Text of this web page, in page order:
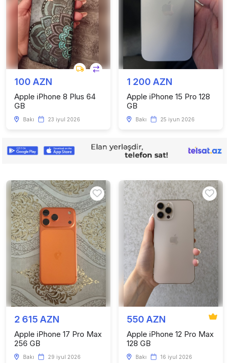
100 AZN
Apple iPhone 8 Plus 64
GB
Bakı 23 iyul 2026
1 200 AZN
Apple iPhone 15 Pro 128
GB
Bakı 25 iyun 2026
2 615 AZN
Apple iPhone 17 Pro Max
256 GB
Bakı 29 iyul 2026
550 AZN
Apple iPhone 12 Pro Max
128 GB
Bakı 16 iyul 2026